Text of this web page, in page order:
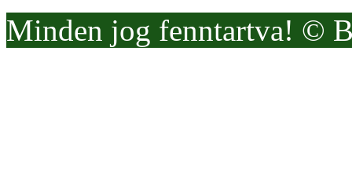
Minden jog fenntartva! ©